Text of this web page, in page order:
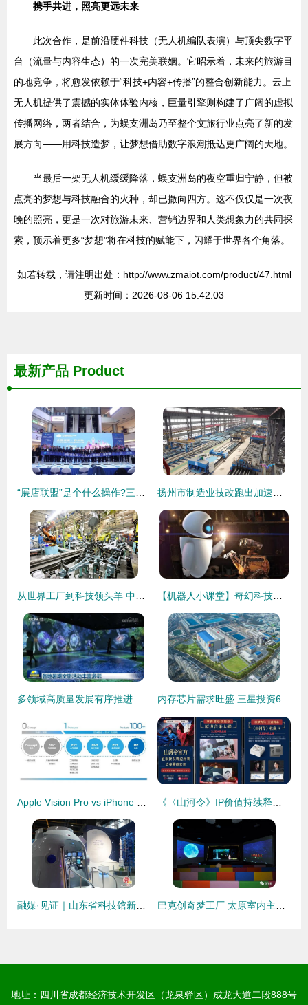
携手共进，照亮更远未来
此次合作，是前沿硬件科技（无人机编队表演）与顶尖数字平
台（流量与内容生态）的一次完美联姻。它昭示着，未来的旅游目
的地竞争，将愈发依赖于“科技+内容+传播”的整合创新能力。云上
无人机提供了震撼的实体体验内核，巨量引擎则构建了广阔的虚拟
传播网络，两者结合，为蜈支洲岛乃至整个文旅行业点亮了新的发
展方向——用科技造梦，让梦想借助数字浪潮抵达更广阔的天地。
当最后一架无人机缓缓降落，蜈支洲岛的夜空重归宁静，但被
点亮的梦想与科技融合的火种，却已撒向四方。这不仅仅是一次夜
晚的照亮，更是一次对旅游未来、营销边界和人类想象力的共同探
索，预示着更多“梦想”将在科技的赋能下，闪耀于世界各个角落。
如若转载，请注明出处：http://www.zmaiot.com/product/47.html
更新时间：2026-08-06 15:42:03
最新产品 Product
“展店联盟”是个什么操作?三月来这个展会告诉你 扬州市制造业技改跑出加速度 业内首家钢桥梁智能制造工厂通过验收
从世界工厂到科技领头羊 中国的造梦科技之路 【机器人小课堂】奇幻科技智启未来 科幻造梦之旅炫酷启程！
多领域高质量发展有序推进 为我国经济持续恢复向好提供有力支撑——以“造梦科技”为例 内存芯片需求旺盛 三星投资60亿美元再建生产线 助力科技梦再攀高峰
Apple Vision Pro vs iPhone SE 4 造梦与造金的两极革命 《〈山河令》IP价值持续释放 阿里鱼品牌运营助力销量攀升，OST大碟上线引热议
融媒·见证｜山东省科技馆新馆正式启动运营 欢迎来到“造梦空间” 造梦科技 巴克创奇梦工厂 太原室内主题科技乐园，贺子毅镜头下的造梦之旅
地址：四川省成都经济技术开发区（龙泉驿区）成龙大道二段888号